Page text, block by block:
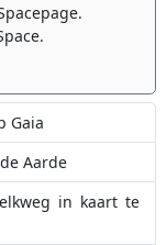
Gaia
Aarde
in kaart te